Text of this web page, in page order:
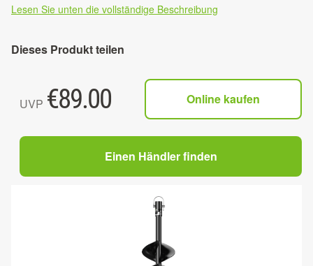
Lesen Sie unten die vollständige Beschreibung
Dieses Produkt teilen
UVP €89.00 Online kaufen
Einen Händler finden